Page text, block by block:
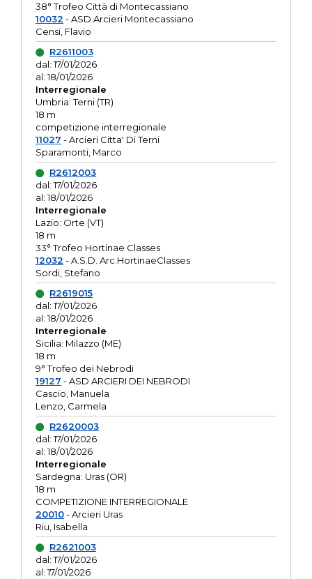
38° Trofeo Città di Montecassiano
10032 - ASD Arcieri Montecassiano
Censi, Flavio
R2611003
dal: 17/01/2026
al: 18/01/2026
Interregionale
Umbria: Terni (TR)
18 m
competizione interregionale
11027 - Arcieri Citta' Di Terni
Sparamonti, Marco
R2612003
dal: 17/01/2026
al: 18/01/2026
Interregionale
Lazio: Orte (VT)
18 m
33° Trofeo Hortinae Classes
12032 - A.S.D. Arc.HortinaeClasses
Sordi, Stefano
R2619015
dal: 17/01/2026
al: 18/01/2026
Interregionale
Sicilia: Milazzo (ME)
18 m
9° Trofeo dei Nebrodi
19127 - ASD ARCIERI DEI NEBRODI
Cascio, Manuela
Lenzo, Carmela
R2620003
dal: 17/01/2026
al: 18/01/2026
Interregionale
Sardegna: Uras (OR)
18 m
COMPETIZIONE INTERREGIONALE
20010- Arcieri Uras
Riu, Isabella
R2621003
dal: 17/01/2026
al: 17/01/2026